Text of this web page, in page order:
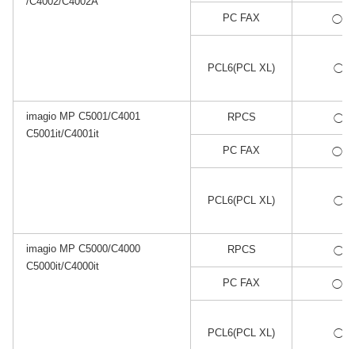
PC FAX ◯
PCL6(PCL XL) ◯
imagio MP C5001/C4001
C5001it/C4001it
RPCS ◯
PC FAX ◯
PCL6(PCL XL) ◯
imagio MP C5000/C4000
C5000it/C4000it
RPCS ◯
PC FAX ◯
PCL6(PCL XL) ◯